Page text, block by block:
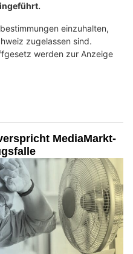
einzuhalten,
zugelassen sind.
werden zur Anzeige
MediaMarkt-